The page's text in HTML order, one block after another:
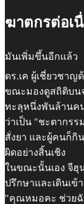
ฆาตกรต่อเ
มันเพิ่มขึ้นอีกแล้ว
ดร.เค ผู้เชี่ยวชา
ขณะมองดูสถิติบน
ทะลุหนึ่งพันล้านค
ว่าเป็น "ชะตากร
สั่งยา และผู้คนก็กิ
ผิดอย่างสิ้นเชิง
ในขณะนั้นเอง จีฮุ
ปรึกษาและเดินเข้
"คุณหมอคะ ช่วยฉั